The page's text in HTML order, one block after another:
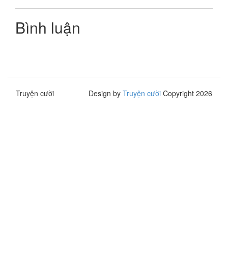
Bình luận
Truyện cười Design by Truyện cười Copyright 2026